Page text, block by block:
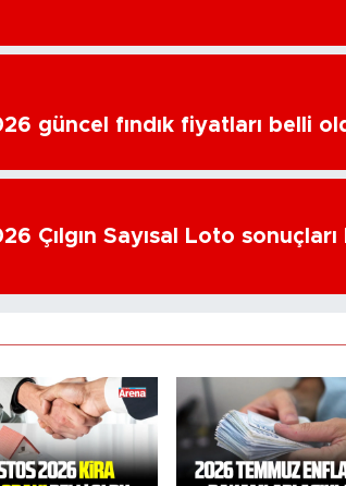
güncel fındık fiyatları belli
Çılgın Sayısal Loto sonuçları